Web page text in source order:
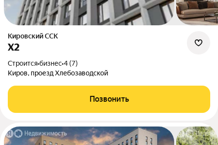
Кировский ССК
Х2
Строится•бизнес•4 (7)
Киров, проезд Хлебозаводской
Позвонить